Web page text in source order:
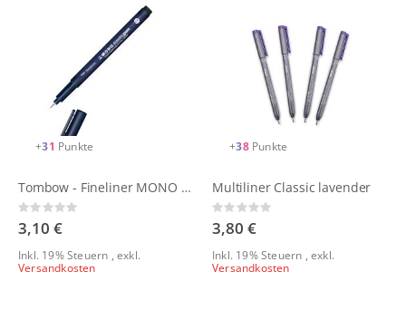
+31 Punkte
Tombow - Fineliner MONO drawing pen WS-EFL
Rating:
0%
3,10 €
Inkl. 19% Steuern ,exkl.
Versandkosten
+38 Punkte
Multiliner Classic lavender
Rating:
0%
3,80 €
Inkl. 19% Steuern ,exkl.
Versandkosten